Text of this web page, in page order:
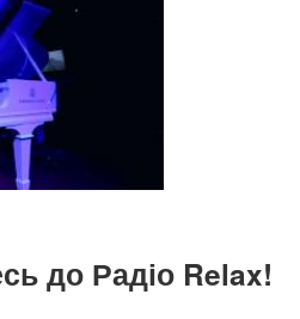
до Радіо Relax!